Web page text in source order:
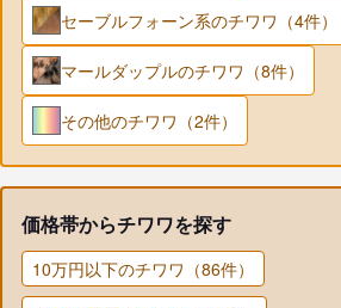
セーブルフォーン系のチワワ（4件）
マールダップルのチワワ（8件）
その他のチワワ（2件）
価格帯からチワワを探す
10万円以下のチワワ（86件）